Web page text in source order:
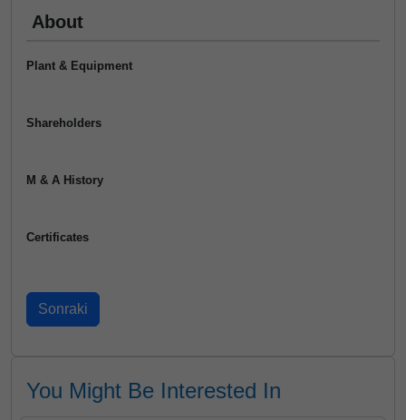
About
Plant & Equipment
Shareholders
M & A History
Certificates
You Might Be Interested In